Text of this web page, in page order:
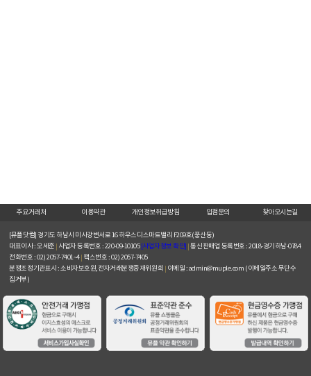
주요거래처 이용약관 개인정보취급방침 입점문의 찾아오시는길
[뮤플닷컴] 경기도 하남시 미사강변서로 16 하우스디스마트밸리 F209호(풍산동)
대표이사 : 오세준
사업자 등록번호 : 220-09-10105 [사업자정보 확인]
통신판매업 등록번호 : 2018-경기하남-0784
전화번호 : 02) 2057-7401~4 팩스번호 : 02) 2057-7405
분쟁조정기관표시 : 소비자보호원, 전자거래분쟁중재위원회
이메일 : admin@muple.com (이메일주소 무단수
집거부)